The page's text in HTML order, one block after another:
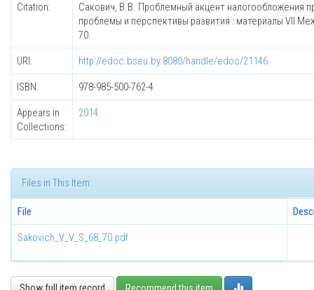
Citation:
Сакович, В.В. Проблемный акцент налогообложения
проблемы и перспективы развития : материалы VII
70.
URI: http://edoc.bseu.by:8080/handle/edoc/21146
ISBN: 978-985-500-762-4
Appears in
Collections:
2014
Files in This Item:
File
Sakovich_V_V_S_68_70.pdf